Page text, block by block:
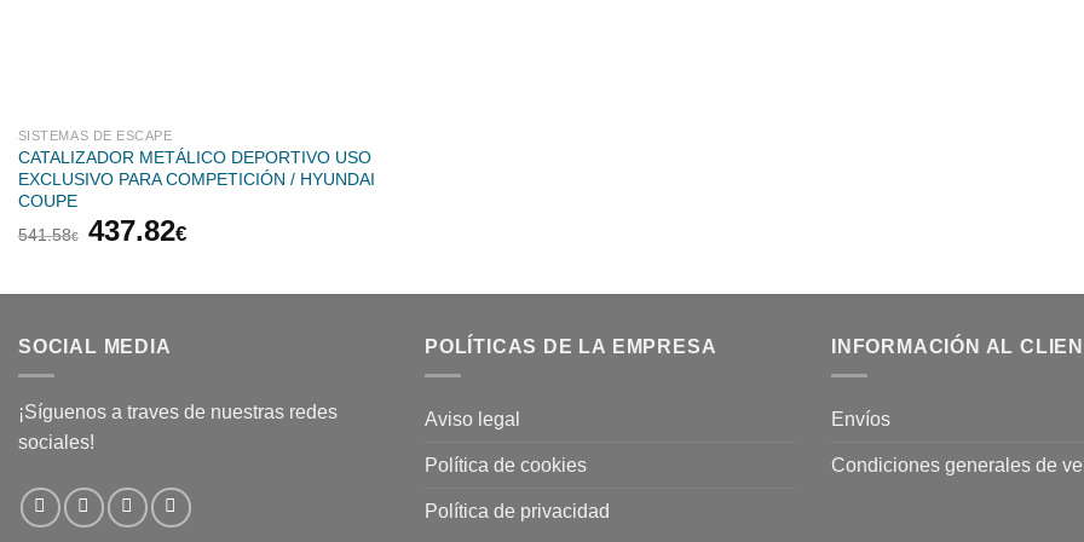
SISTEMAS DE ESCAPE
CATALIZADOR METÁLICO DEPORTIVO USO
EXCLUSIVO PARA COMPETICIÓN / HYUNDAI
COUPE
541.58€
El
original
541.58€.
437.82€El
actual
SOCIAL MEDIA
¡Síguenos a traves de nuestras redes
sociales!
POLÍTICAS DE LA EMPRESA
Aviso legal
Política de cookies
Política de privacidad
INFORMACIÓN AL
Envíos
Condiciones generales de